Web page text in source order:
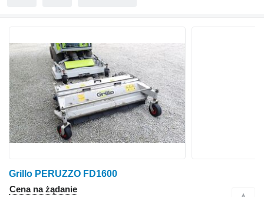
Grillo PERUZZO FD1600
Cena na żądanie